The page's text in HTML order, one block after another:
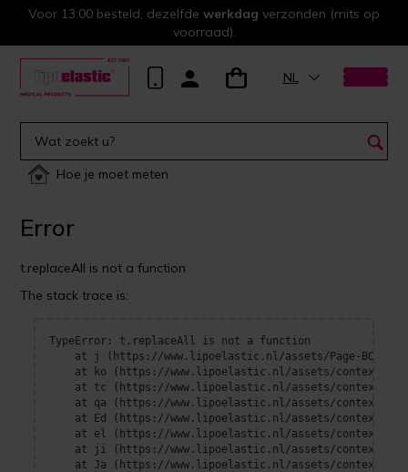
Voor 13:00 besteld, dezelfde werkdag verzonden (mits op
voorraad).
NL
Hoe je moet meten
Error
t.replaceAll is not a function
The stack trace is:
TypeError: t.replaceAll is not a function
at j (https://www.lipoelastic.nl/assets/Page-BOrFn-
at ko (https://www.lipoelastic.nl/assets/context-
at tc (https://www.lipoelastic.nl/assets/context-
at qa (https://www.lipoelastic.nl/assets/context-
at Ed (https://www.lipoelastic.nl/assets/context-
at el (https://www.lipoelastic.nl/assets/context-
at ji (https://www.lipoelastic.nl/assets/context-
at Ja (https://www.lipoelastic.nl/assets/context-